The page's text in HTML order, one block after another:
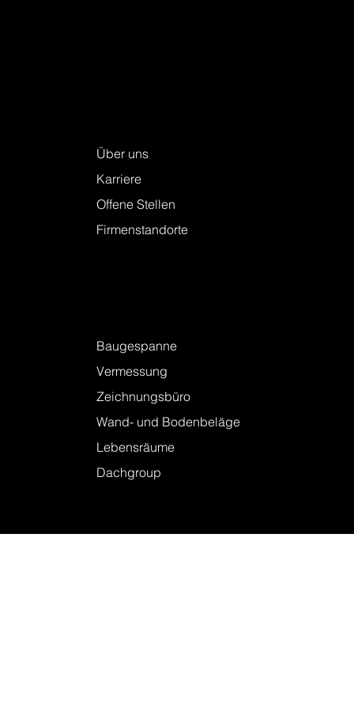
Über uns
Karriere
Keller + Steiner AG
Leistungen
Baugespanne
Vermessung
Zeichnungsbüro
Wand- und Bodenbeläge